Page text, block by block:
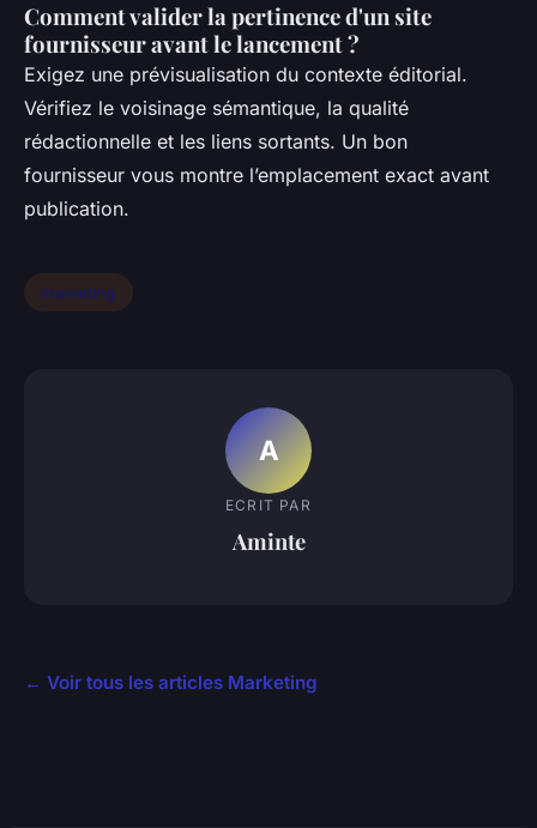
Comment valider la pertinence d'un site
fournisseur avant le lancement ?
Exigez une prévisualisation du contexte éditorial.
Vérifiez le voisinage sémantique, la qualité
rédactionnelle et les liens sortants. Un bon
fournisseur vous montre l’emplacement exact avant
publication.
marketing
A
ECRIT PAR
Aminte
← Voir tous les articles Marketing